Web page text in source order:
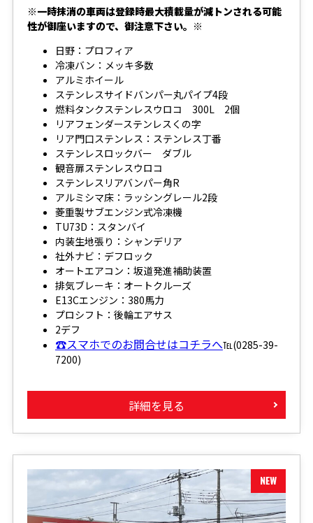
※一時抹消の車両は登録時最大積載量が減トンされる可能
性が御座いますので、御注意下さい。※
日野：プロフィア
冷凍バン：メッキ多数
アルミホイール
ステンレスサイドバンパー丸パイプ4段
燃料タンクステンレスウロコ 300L 2個
リアフェンダーステンレスくの字
リア門口ステンレス：ステンレス丁番
ステンレスロックバー ダブル
観音扉ステンレスウロコ
ステンレスリアバンパー角R
アルミシマ床：ラッシングレール2段
菱重製サブエンジン式冷凍機
TU73D：スタンバイ
内装生地張り：シャンデリア
社外ナビ：デフロック
オートエアコン：坂道発進補助装置
排気ブレーキ：オートクルーズ
E13Cエンジン：380馬力
プロシフト：後輪エアサス
2デフ
☎スマホでのお問合せはコチラへ℡(0285-39-
7200)
詳細を見る